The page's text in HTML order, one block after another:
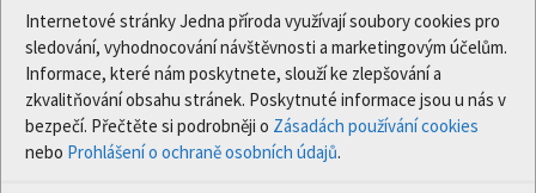
Internetové stránky Jedna příroda využívají soubory cookies pro
sledování, vyhodnocování návštěvnosti a marketingovým účelům.
Informace, které nám poskytnete, slouží ke zlepšování a
zkvalitňování obsahu stránek. Poskytnuté informace jsou u nás v
bezpečí. Přečtěte si podrobněji o Zásadách používání cookies
nebo Prohlášení o ochraně osobních údajů.
LIFE17/IPE/CZ/000005) byl podpořen z finančního
nástroje Evropské unie LIFE.
Údaje a informace zveřejněné na těchto stránkách
vyjadřují názor či stanovisko pouze Ministerstva
životního prostředí a partnerů projektu. Evropská
komise není odpovědná za jakékoli použití informací
zveřejněných na těchto stránkách.